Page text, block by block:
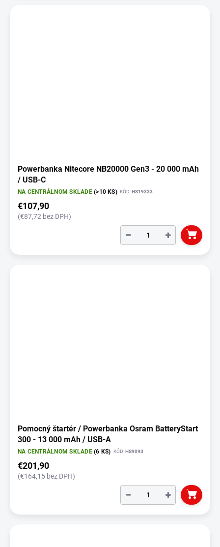
Powerbanka Nitecore NB20000 Gen3 - 20 000 mAh
/ USB-C
NA CENTRÁLNOM SKLADE(>10 KS) KÓD:HS19333
€107,90
(€87,72 bez DPH)
+
−
Pomocný štartér / Powerbanka Osram BatteryStart
300 - 13 000 mAh / USB-A
NA CENTRÁLNOM SKLADE(6 KS) KÓD:HS9093
€201,90
(€164,15 bez DPH)
+
−